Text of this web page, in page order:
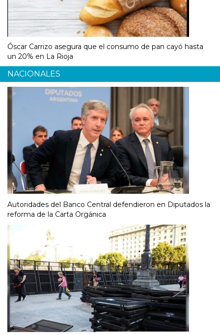
Óscar Carrizo asegura que el consumo de pan cayó hasta
un 20% en La Rioja
NACIONALES
Autoridades del Banco Central defendieron en Diputados la
reforma de la Carta Orgánica